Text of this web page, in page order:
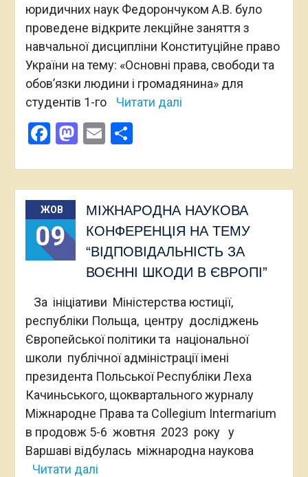
юридичних наук Федорончуком А.В. було
проведене відкрите лекційне заняття з
навчальної дисципліни Конституційне право
України на тему: «Основні права, свободи та
обов’язки людини і громадянина» для
студентів 1-го
Читати далі
Facebook
Mastodon
EmailПоділитися
ЖОВ
09
МІЖНАРОДНА НАУКОВА
КОНФЕРЕНЦІЯ НА ТЕМУ
“ВІДПОВІДАЛЬНІСТЬ ЗА
ВОЄННІ ШКОДИ В ЄВРОПІ”
За ініціативи Міністерства юстиції,
республіки Польща, центру досліджень
Європейської політики та національної
школи публічної адміністрації імені
президента Польської Республіки Леха
Качиньського, щоквартального журналу
Міжнародне Права та Collegium Intermarium
в продовж 5-6 жовтня 2023 року у
Варшаві відбулась міжнародна наукова
Читати далі